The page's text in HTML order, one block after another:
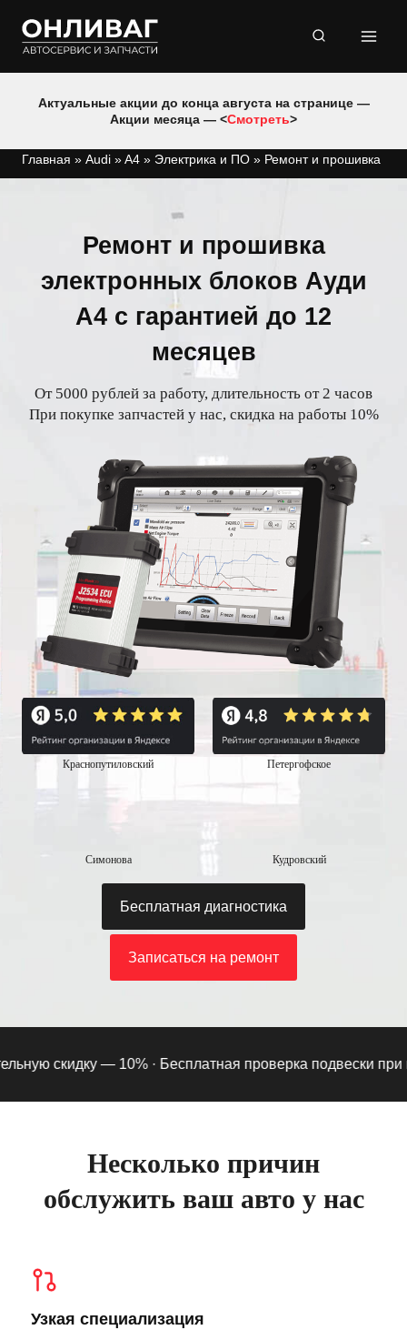
содержимому
Актуальные акции до конца августа на странице —
Акции месяца — <Смотреть>
Главная » Audi »A4 » Электрика и ПО » Ремонт и прошивка
Ремонт и прошивка
электронных блоков Ауди
A4 с гарантией до 12
месяцев
От 5000 рублей за работу, длительность от 2 часов
При покупке запчастей у нас, скидка на работы 10%
Краснопутиловский Петергофское
Симонова Кудровский
Бесплатная диагностика
Записаться на ремонт
скидку — 10% ·Бесплатная проверка подвески при
Несколько причин
обслужить ваш авто у нас
Узкая специализация